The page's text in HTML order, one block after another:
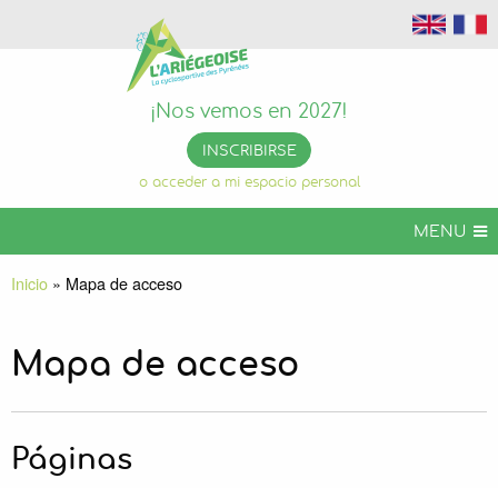
¡Nos vemos en 2027!
INSCRIBIRSE
o acceder a mi espacio personal
MENU
ARIÉGEOISE CYCLOSPORTIVO
ARIEGEOISE EVENTOS
ARIÉGEOISE PERMANENTE
Inicio» Mapa de acceso
Mapa de acceso
Páginas